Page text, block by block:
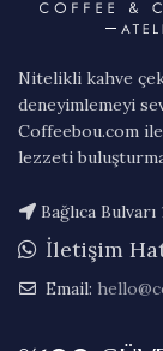
Nitelikli kahve
deneyimlemeyi
Coffeebou.com
lezzeti
Bağlıca
İletişim
Email: